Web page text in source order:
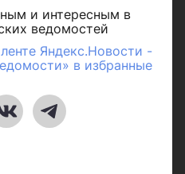
и интересным в
ведомостей
Яндекс.Новости -
в избранные